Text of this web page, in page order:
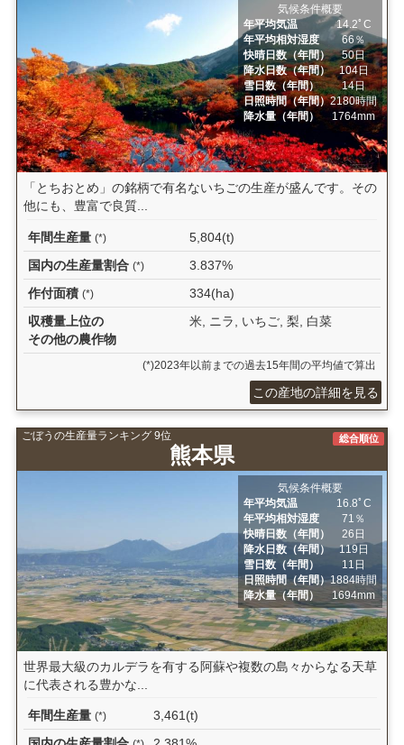
気候条件概要
年平均気温
14.2ﾟC
年平均相対湿度
66％
快晴日数（年間）
50日
降水日数（年間）
104日
雪日数（年間）
14日
日照時間（年間）2180時間
降水量（年間）
1764mm
「とちおとめ」の銘柄で有名ないちごの生産が盛んです。その
他にも、豊富で良質...
年間生産量 (*)
5,804(t)
国内の生産量割合 (*)
3.837%
作付面積 (*)
334(ha)
収穫量上位の
その他の農作物
米, ニラ, いちご, 梨, 白菜
(*)2023年以前までの過去15年間の平均値で算出
この産地の詳細を見る
ごぼうの生産量ランキング 9位
熊本県
総合順位
気候条件概要
年平均気温
16.8ﾟC
年平均相対湿度
71％
快晴日数（年間）
26日
降水日数（年間）
119日
雪日数（年間）
11日
日照時間（年間）1884時間
降水量（年間）
1694mm
世界最大級のカルデラを有する阿蘇や複数の島々からなる天草
に代表される豊かな...
年間生産量 (*)
3,461(t)